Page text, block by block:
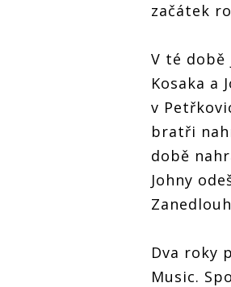
začátek
V té době
Kosaka a
v
bratři
době
Johny
Dva roky
Music.